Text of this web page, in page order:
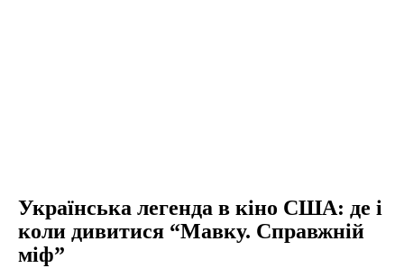
Українська легенда в кіно США: де і
коли дивитися “Мавку. Справжній
міф”